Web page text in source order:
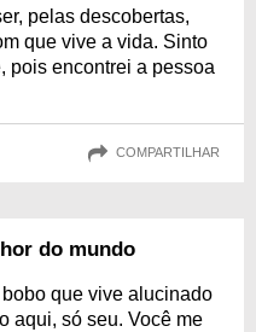
pelas descobertas,
que vive a vida. Sinto
pois encontrei a pessoa
COMPARTILHAR
do mundo
que vive alucinado
aqui, só seu. Você me